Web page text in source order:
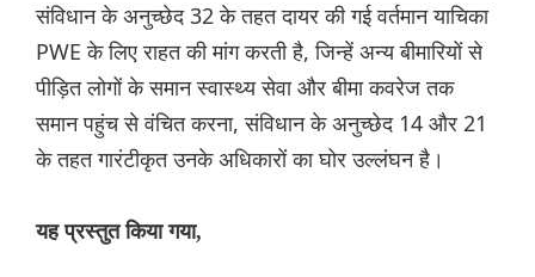
संविधान के अनुच्छेद 32 के तहत दायर की गई वर्तमान याचिका
PWE के लिए राहत की मांग करती है, जिन्हें अन्य बीमारियों से
पीड़ित लोगों के समान स्वास्थ्य सेवा और बीमा कवरेज तक
समान पहुंच से वंचित करना, संविधान के अनुच्छेद 14 और 21
के तहत गारंटीकृत उनके अधिकारों का घोर उल्लंघन है।
यह प्रस्तुत किया गया,